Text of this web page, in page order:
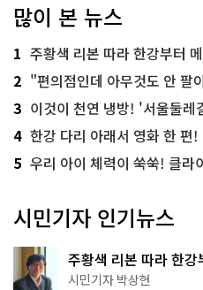
많이 본 뉴스
1 주황색 리본 따라 한강부터 메타세
2 "편의점인데 아무것도 안 팔아요"
3 이것이 천연 냉방! '서울둘레
4 한강 다리 아래서 영화 한 편
5 우리 아이 체력이 쑥쑥! 클라
시민기자 인기뉴스
주황색 리본 따라 한
서울둘레길 15코스
시민기자 박상현